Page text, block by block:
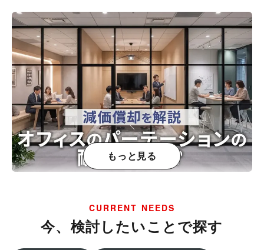
もっと見る
CURRENT NEEDS
今、検討したいことで探す